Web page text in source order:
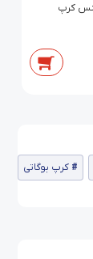
کرپ
کرپ بوگاتی